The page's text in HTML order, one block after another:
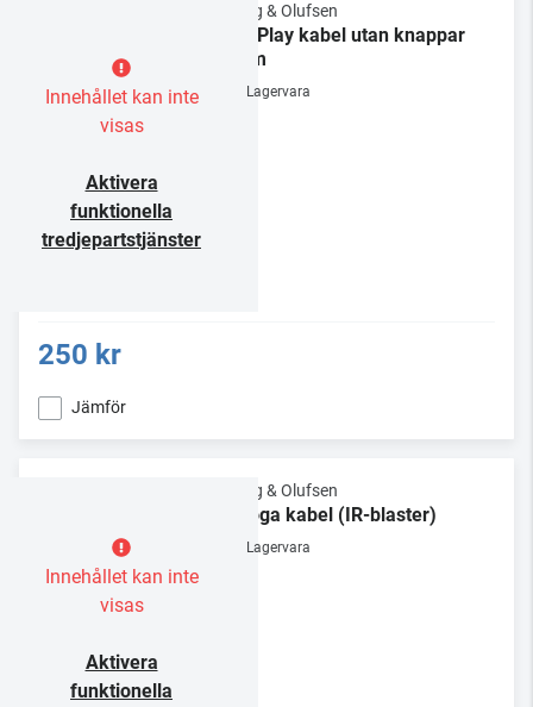
Innehållet kan inte
visas
Aktivera
funktionella
tredjepartstjänster
Bang & Olufsen
BeoPlay kabel utan knappar
2,5m
Lagervara
250 kr
Jämför
Innehållet kan inte
visas
Aktivera
funktionella
Bang & Olufsen
IR-öga kabel (IR-blaster)
Lagervara